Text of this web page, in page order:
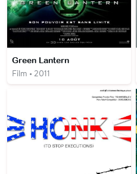
Green Lantern
Film • 2011